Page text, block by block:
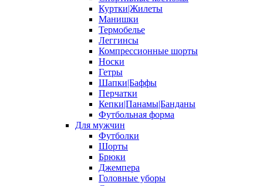
Куртки|Жилеты
Манишки
Термобелье
Леггинсы
Компрессионные шорты
Носки
Гетры
Шапки|Баффы
Перчатки
Кепки|Панамы|Банданы
Футбольная форма
Для мужчин
Футболки
Шорты
Брюки
Джемпера
Головные уборы